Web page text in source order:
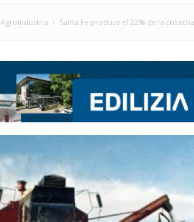
|
Periodismo
Agroindustria Santa Fe produce el 22% de la